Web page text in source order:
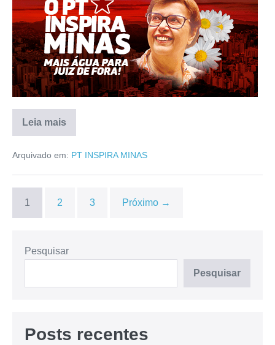
Leia mais
Arquivado em: PT INSPIRA MINAS
1 2 3 Próximo →
Pesquisar
Pesquisar
Posts recentes